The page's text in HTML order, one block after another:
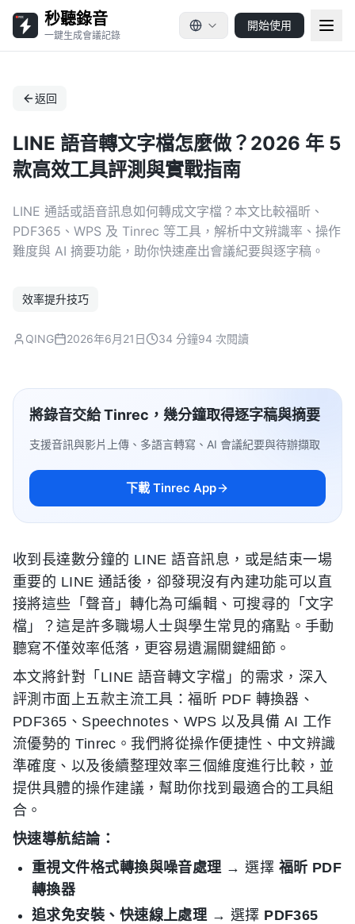
秒聽錄音
一鍵生成會議記錄
開始使用
返回
LINE 語音轉文字檔怎麼做？2026 年 5
款高效工具評測與實戰指南
LINE 通話或語音訊息如何轉成文字檔？本文比較福昕、
PDF365、WPS 及 Tinrec 等工具，解析中文辨識率、操作
難度與 AI 摘要功能，助你快速產出會議紀要與逐字稿。
效率提升技巧
QING 2026年6月21日 34 分鐘94 次閱讀
將錄音交給 Tinrec，幾分鐘取得逐字稿與摘要
支援音訊與影片上傳、多語言轉寫、AI 會議紀要與待辦擷取
下載 Tinrec App
收到長達數分鐘的 LINE 語音訊息，或是結束一場
重要的 LINE 通話後，卻發現沒有內建功能可以直
接將這些「聲音」轉化為可編輯、可搜尋的「文字
檔」？這是許多職場人士與學生常見的痛點。手動
聽寫不僅效率低落，更容易遺漏關鍵細節。
本文將針對「LINE 語音轉文字檔」的需求，深入
評測市面上五款主流工具：福昕 PDF 轉換器、
PDF365、Speechnotes、WPS 以及具備 AI 工作
流優勢的 Tinrec。我們將從操作便捷性、中文辨識
準確度、以及後續整理效率三個維度進行比較，並
提供具體的操作建議，幫助你找到最適合的工具組
合。
快速導航結論：
重視文件格式轉換與噪音處理→ 選擇 福昕 PDF
轉換器
追求免安裝、快速線上處理→ 選擇 PDF365